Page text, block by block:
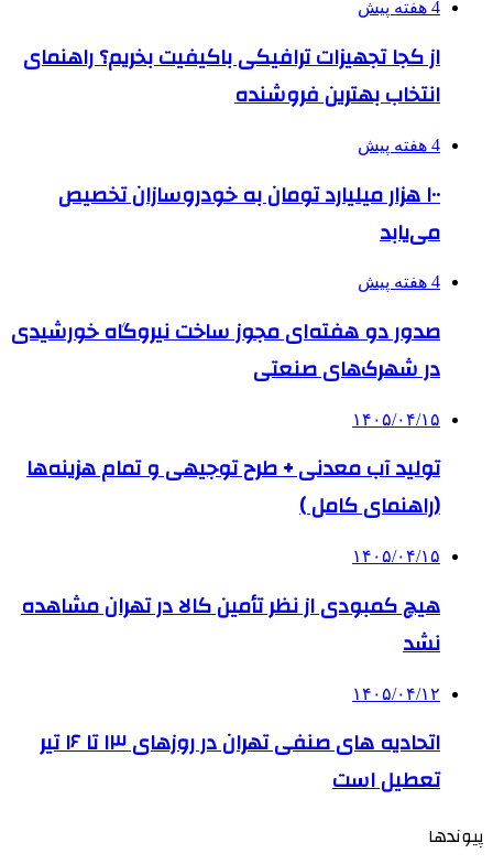
4 هفته پیش
از کجا تجهیزات ترافیکی باکیفیت بخریم؟ راهنمای
انتخاب بهترین فروشنده
4 هفته پیش
۱۰۰ هزار میلیارد تومان به خودروسازان تخصیص
می‌یابد
4 هفته پیش
صدور دو هفته‌ای مجوز ساخت نیروگاه خورشیدی
در شهرک‌های صنعتی
۱۴۰۵/۰۴/۱۵
تولید آب معدنی + طرح توجیهی و تمام هزینه‌ها
(راهنمای کامل )
۱۴۰۵/۰۴/۱۵
هیچ کمبودی از نظر تأمین کالا در تهران مشاهده
نشد
۱۴۰۵/۰۴/۱۲
اتحادیه های صنفی تهران در روزهای ۱۳ تا ۱۶ تیر
تعطیل است
پیوندها